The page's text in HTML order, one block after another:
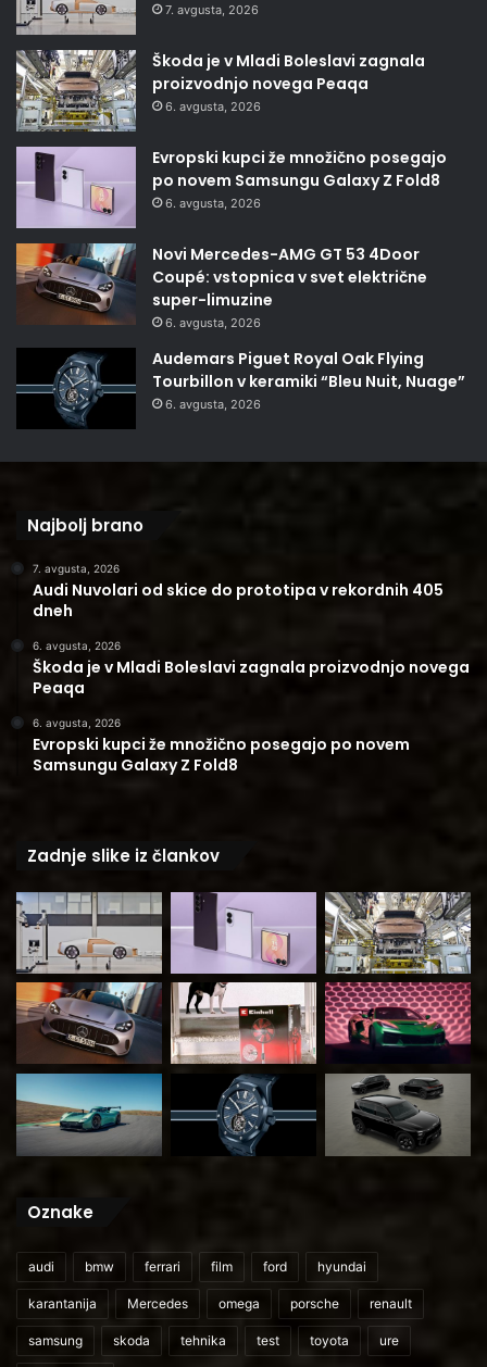
7. avgusta, 2026
Škoda je v Mladi Boleslavi zagnala
proizvodnjo novega Peaqa
6. avgusta, 2026
Evropski kupci že množično posegajo
po novem Samsungu Galaxy Z Fold8
6. avgusta, 2026
Novi Mercedes-AMG GT 53 4Door
Coupé: vstopnica v svet električne
super-limuzine
6. avgusta, 2026
Audemars Piguet Royal Oak Flying
Tourbillon v keramiki “Bleu Nuit, Nuage”
6. avgusta, 2026
Najbolj brano
7. avgusta, 2026
Audi Nuvolari od skice do prototipa v rekordnih 405
dneh
6. avgusta, 2026
Škoda je v Mladi Boleslavi zagnala proizvodnjo novega
Peaqa
6. avgusta, 2026
Evropski kupci že množično posegajo po novem
Samsungu Galaxy Z Fold8
Zadnje slike iz člankov
Oznake
audi bmw ferrari film ford hyundai
karantanija Mercedes omega porsche renault
samsung skoda tehnika test toyota ure